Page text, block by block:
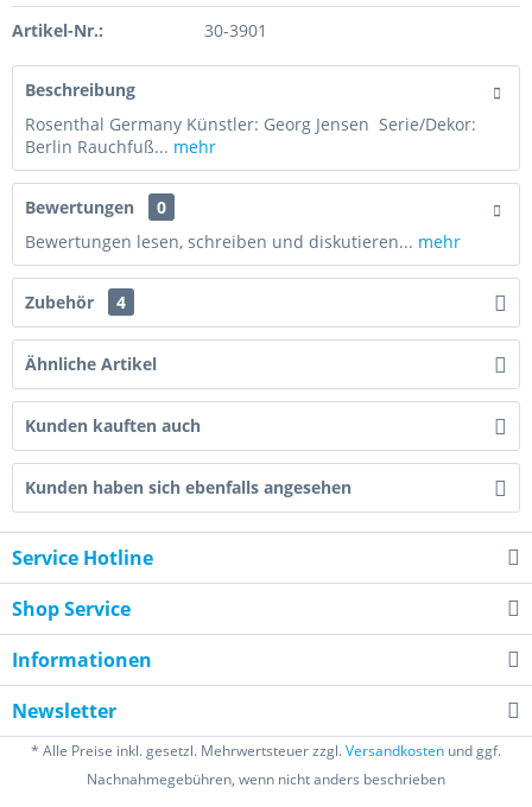
Artikel-Nr.: 30-3901
Beschreibung
Rosenthal Germany Künstler: Georg Jensen Serie/Dekor:
Berlin Rauchfuß... mehr
Bewertungen
0
Bewertungen lesen, schreiben und diskutieren... mehr
Zubehör 4
Ähnliche Artikel
Kunden kauften auch
Kunden haben sich ebenfalls angesehen
Service Hotline
Shop Service
Informationen
Newsletter
* Alle Preise inkl. gesetzl. Mehrwertsteuer zzgl.Versandkosten und ggf.
Nachnahmegebühren, wenn nicht anders beschrieben